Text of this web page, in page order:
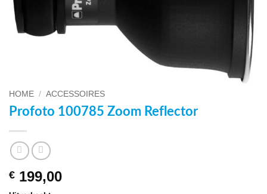
HOME / ACCESSOIRES
Profoto 100785 Zoom Reflector
€ 199,00